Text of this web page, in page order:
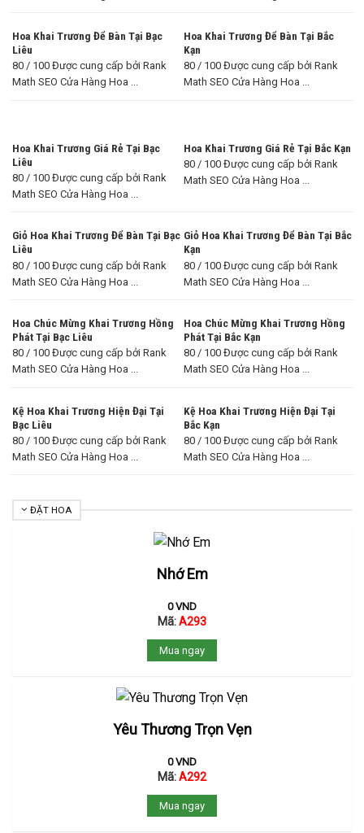
Hoa Khai Trương Để Bàn Tại Bạc
Liêu
80 / 100 Được cung cấp bởi Rank
Math SEO Cửa Hàng Hoa ...
Hoa Khai Trương Để Bàn Tại Bắc
Kạn
80 / 100 Được cung cấp bởi Rank
Math SEO Cửa Hàng Hoa ...
Hoa Khai Trương Giá Rẻ Tại Bạc
Liêu
80 / 100 Được cung cấp bởi Rank
Math SEO Cửa Hàng Hoa ...
Hoa Khai Trương Giá Rẻ Tại Bắc Kạn
80 / 100 Được cung cấp bởi Rank
Math SEO Cửa Hàng Hoa ...
Giỏ Hoa Khai Trương Để Bàn Tại Bạc
Liêu
80 / 100 Được cung cấp bởi Rank
Math SEO Cửa Hàng Hoa ...
Giỏ Hoa Khai Trương Để Bàn Tại Bắc
Kạn
80 / 100 Được cung cấp bởi Rank
Math SEO Cửa Hàng Hoa ...
Hoa Chúc Mừng Khai Trương Hồng
Phát Tại Bạc Liêu
80 / 100 Được cung cấp bởi Rank
Math SEO Cửa Hàng Hoa ...
Hoa Chúc Mừng Khai Trương Hồng
Phát Tại Bắc Kạn
80 / 100 Được cung cấp bởi Rank
Math SEO Cửa Hàng Hoa ...
Kệ Hoa Khai Trương Hiện Đại Tại
Bạc Liêu
80 / 100 Được cung cấp bởi Rank
Math SEO Cửa Hàng Hoa ...
Kệ Hoa Khai Trương Hiện Đại Tại
Bắc Kạn
80 / 100 Được cung cấp bởi Rank
Math SEO Cửa Hàng Hoa ...
ĐẶT HOA
Nhớ Em
0VND
Mã:A293
Mua ngay
Yêu Thương Trọn Vẹn
0VND
Mã:A292
Mua ngay